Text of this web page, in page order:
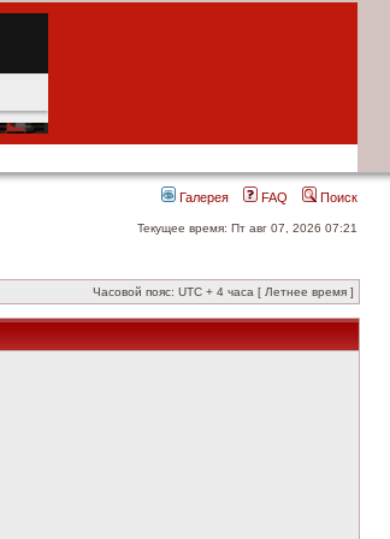
Галерея FAQ Поиск
Текущее время: Пт авг 07, 2026 07:21
Часовой пояс: UTC + 4 часа [ Летнее время ]